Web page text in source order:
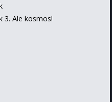
Ale kosmos!